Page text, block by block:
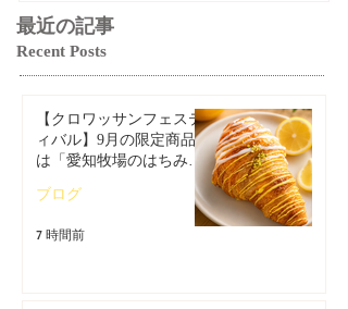
最近の記事
Recent Posts
【クロワッサンフェステ
ィバル】9月の限定商品
は「愛知牧場のはちみつ
ン」🥐🍋
ブログ
7 時間前